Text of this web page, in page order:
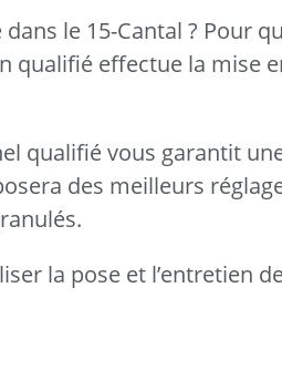
le 15-Cantal ? Pour
qualifié effectue la mise
qualifié vous garantit
des meilleurs
la pose et l’entretien